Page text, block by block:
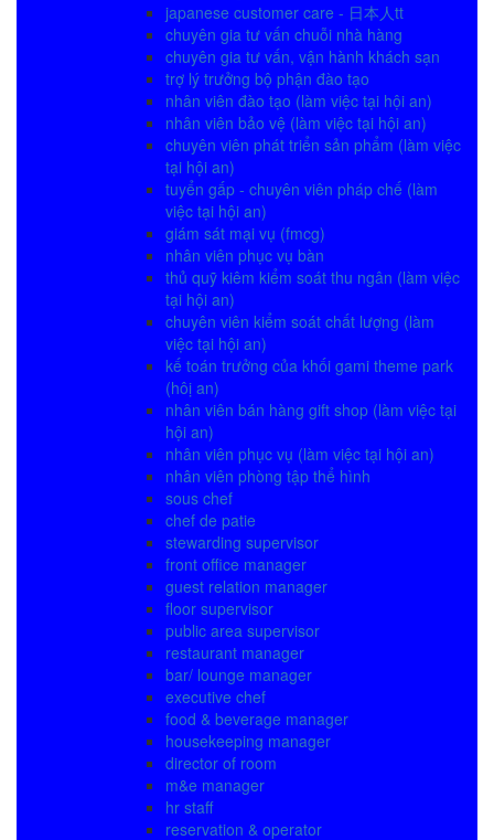
japanese customer care - 日本人tt
chuyên gia tư vấn chuỗi nhà hàng
chuyên gia tư vấn, vận hành khách sạn
trợ lý trưởng bộ phận đào tạo
nhân viên đào tạo (làm việc tại hội an)
nhân viên bảo vệ (làm việc tại hội an)
chuyên viên phát triển sản phẩm (làm việc
tại hội an)
tuyển gấp - chuyên viên pháp chế (làm
việc tại hội an)
giám sát mại vụ (fmcg)
nhân viên phục vụ bàn
thủ quỹ kiêm kiểm soát thu ngân (làm việc
tại hội an)
chuyên viên kiểm soát chất lượng (làm
việc tại hội an)
kế toán trưởng của khối gami theme park
(hôị an)
nhân viên bán hàng gift shop (làm việc tại
hội an)
nhân viên phục vụ (làm việc tại hội an)
nhân viên phòng tập thể hình
sous chef
chef de patie
stewarding supervisor
front office manager
guest relation manager
floor supervisor
public area supervisor
restaurant manager
bar/ lounge manager
executive chef
food & beverage manager
housekeeping manager
director of room
m&e manager
hr staff
reservation & operator